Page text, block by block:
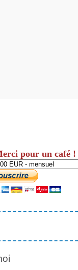
pour un café !